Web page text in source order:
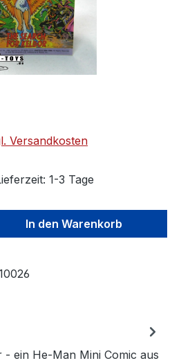
Versandkosten
1-3 Tage
Gib den
In den Warenkorb
ein He-Man Mini Comic aus